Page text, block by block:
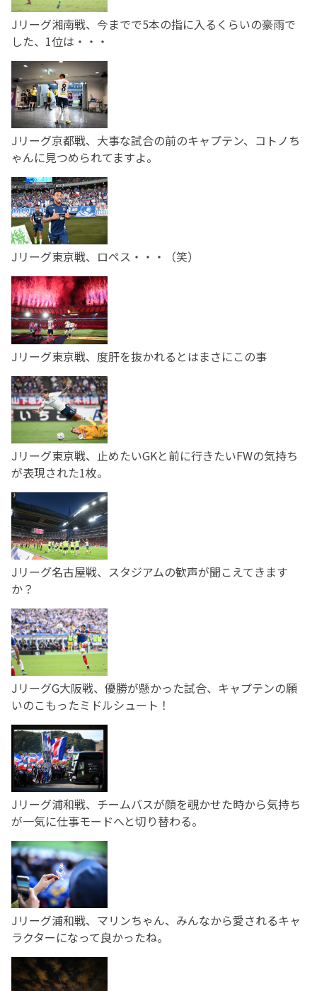
Jリーグ湘南戦、今までで5本の指に入るくらいの豪雨で
した、1位は・・・
Jリーグ京都戦、大事な試合の前のキャプテン、コトノち
ゃんに見つめられてますよ。
Jリーグ東京戦、ロペス・・・（笑）
Jリーグ東京戦、度肝を抜かれるとはまさにこの事
Jリーグ東京戦、止めたいGKと前に行きたいFWの気持ち
が表現された1枚。
Jリーグ名古屋戦、スタジアムの歓声が聞こえてきます
か？
JリーグG大阪戦、優勝が懸かった試合、キャプテンの願
いのこもったミドルシュート！
Jリーグ浦和戦、チームバスが顔を覗かせた時から気持ち
が一気に仕事モードへと切り替わる。
Jリーグ浦和戦、マリンちゃん、みんなから愛されるキャ
ラクターになって良かったね。